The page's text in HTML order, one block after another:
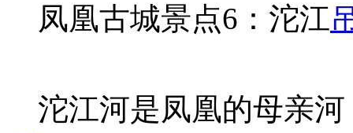
凤凰古城景点6：沱江
沱江河是凤凰的母亲